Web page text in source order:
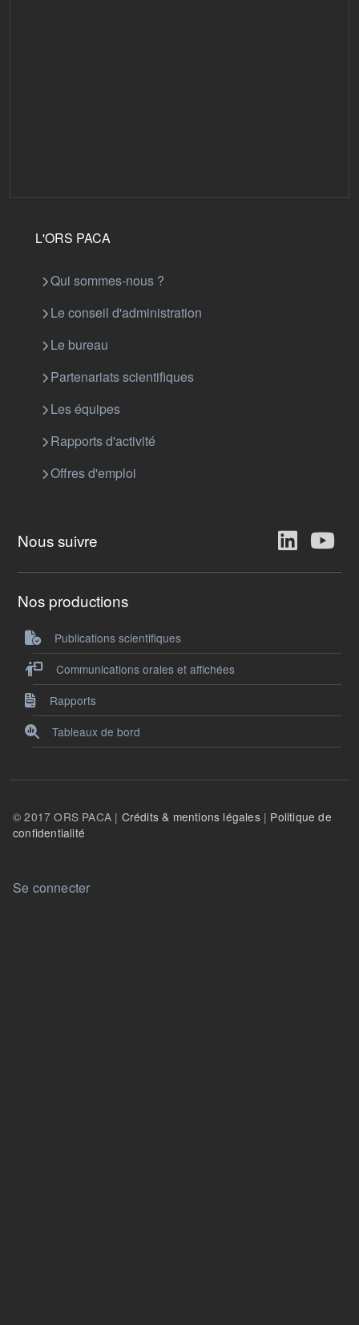
L'ORS PACA
Qui sommes-nous ?
Le conseil d'administration
Le bureau
Partenariats scientifiques
Les équipes
Rapports d'activité
Offres d'emploi
Nous suivre
Nos productions
Publications scientifiques
Communications orales et affichées
Rapports
Tableaux de bord
© 2017 ORS PACA | Crédits & mentions légales| Politique de
confidentialité
User account menu
Se connecter